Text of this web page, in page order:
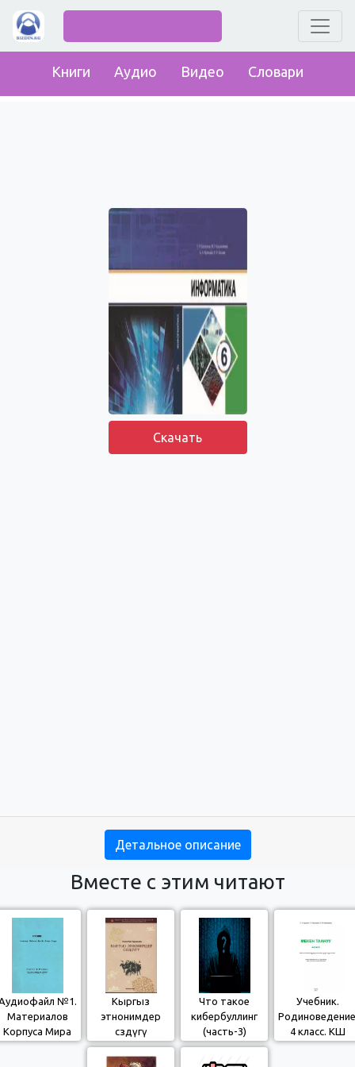
Книги Аудио Видео Словари
Скачать
Детальное описание
Вместе с этим читают
№1.
Материалов
Корпуса Мира
для изучения
Кыргыз
этнонимдер
сөздүгү
Что такое
кибербуллинг
(часть-3)
Учебник.
4 класс. КШ
(2015)